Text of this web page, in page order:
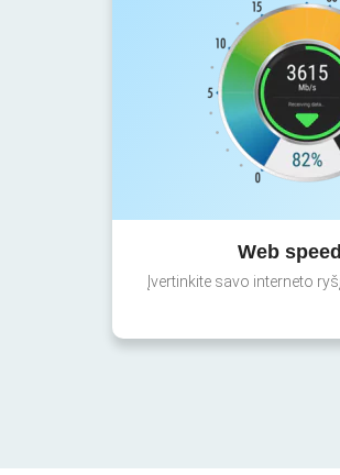
Web
Įvertinkite savo interneto